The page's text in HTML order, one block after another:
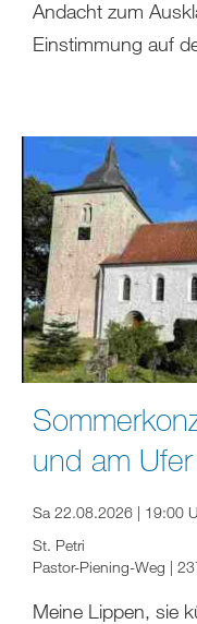
Andacht zum
Einstimmung auf
und am
Sa 22.08.2026 | 19:00
St. Petri
Pastor-Piening-Weg |
Meine Lippen, sie